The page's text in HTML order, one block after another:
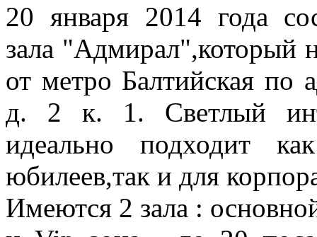
20 января 2014 года
зала "Адмирал",который
от метро Балтийская по
д. 2 к. 1. Светлый
идеально подходит
юбилеев,так и для
Имеются 2 зала :